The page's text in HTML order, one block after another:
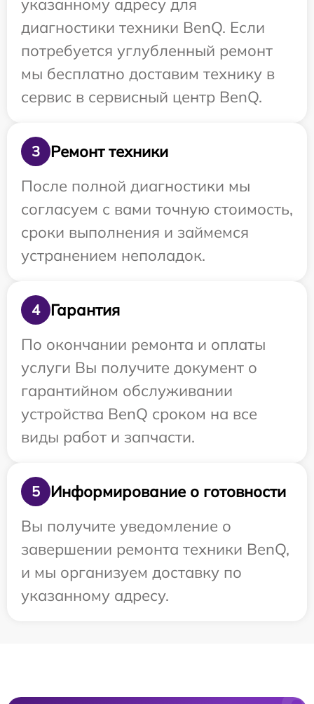
указанному адресу для
диагностики техники BenQ. Если
потребуется углубленный ремонт
мы бесплатно доставим технику в
сервис в сервисный центр BenQ.
3
Ремонт техники
После полной диагностики мы
согласуем с вами точную стоимость,
сроки выполнения и займемся
устранением неполадок.
4
Гарантия
По окончании ремонта и оплаты
услуги Вы получите документ о
гарантийном обслуживании
устройства BenQ сроком на все
виды работ и запчасти.
5
Информирование о готовности
Вы получите уведомление о
завершении ремонта техники BenQ,
и мы организуем доставку по
указанному адресу.